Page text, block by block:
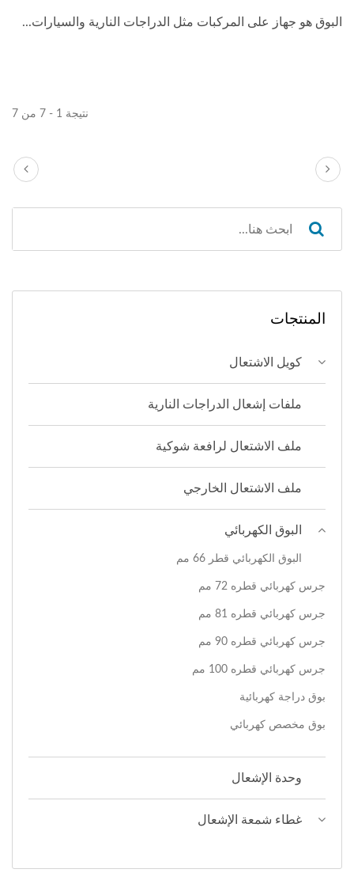
البوق هو جهاز على المركبات مثل الدراجات النارية والسيارات...
نتيجة 1 - 7 من 7
المنتجات
كويل الاشتعال
ملفات إشعال الدراجات النارية
ملف الاشتعال لرافعة شوكية
ملف الاشتعال الخارجي
البوق الكهربائي
البوق الكهربائي قطر 66 مم
جرس كهربائي قطره 72 مم
جرس كهربائي قطره 81 مم
جرس كهربائي قطره 90 مم
جرس كهربائي قطره 100 مم
بوق دراجة كهربائية
بوق مخصص كهربائي
وحدة الإشعال
غطاء شمعة الإشعال